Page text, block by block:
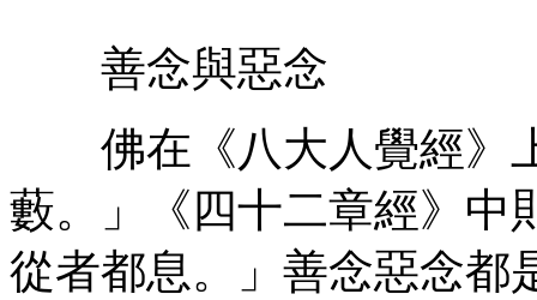
善念與惡念
佛在《八大人覺經》
藪。」《四十二章經》中
從者都息。」善念惡念都